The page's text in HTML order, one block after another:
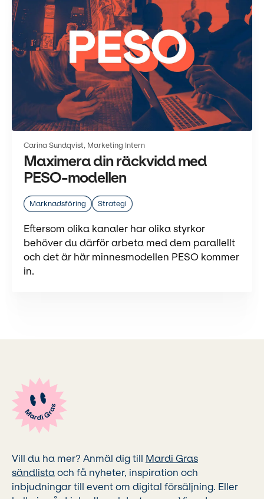
Carina Sundqvist, Marketing Intern
Maximera din räckvidd med
PESO-modellen
Marknadsföring Strategi
Eftersom olika kanaler har olika styrkor
behöver du därför arbeta med dem parallellt
och det är här minnesmodellen PESO kommer
in.
Vill du ha mer? Anmäl dig till Mardi Gras
sändlista och få nyheter, inspiration och
inbjudningar till event om digital försäljning. Eller